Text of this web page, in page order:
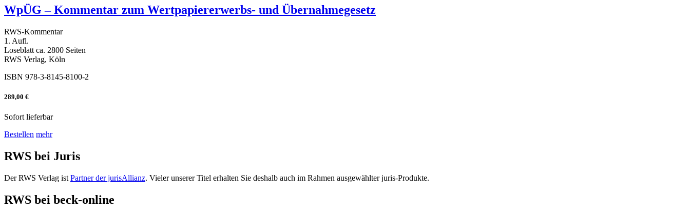
WpÜG – Kommentar zum Wertpapiererwerbs- und Übernahmegesetz
RWS-Kommentar
1. Aufl.
Loseblatt ca. 2800 Seiten
RWS Verlag, Köln
ISBN 978-3-8145-8100-2
289,00 €
Sofort lieferbar
Bestellen mehr
RWS bei Juris
Der RWS Verlag ist Partner der jurisAllianz. Vieler unserer Titel erhalten Sie deshalb auch im Rahmen ausgewählter juris-Produkte.
RWS bei beck-online